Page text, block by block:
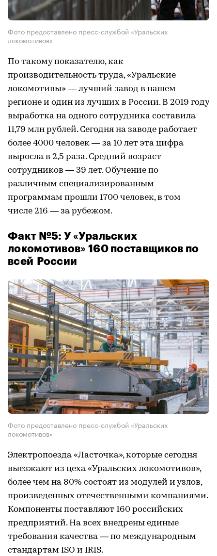
Фото предоставлено пресс-службой «Уральских
локомотивов»
По такому показателю, как
производительность труда, «Уральские
локомотивы» — лучший завод в нашем
регионе и один из лучших в России. В 2019 году
выработка на одного сотрудника составила
11,79 млн рублей. Сегодня на заводе работает
более 4000 человек — за 10 лет эта цифра
выросла в 2,5 раза. Средний возраст
сотрудников — 39 лет. Обучение по
различным специализированным
программам прошли 1700 человек, в том
числе 216 — за рубежом.
Факт №5: У «Уральских
локомотивов» 160 поставщиков по
всей России
Фото предоставлено пресс-службой «Уральских
локомотивов»
Электропоезда «Ласточка», которые сегодня
выезжают из цеха «Уральских локомотивов»,
более чем на 80% состоят из модулей и узлов,
произведенных отечественными компаниями.
Компоненты поставляют 160 российских
предприятий. На всех внедрены единые
требования качества — по международным
стандартам ISO и IRIS.